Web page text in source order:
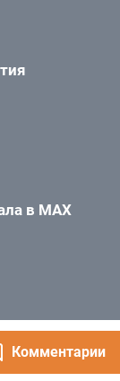
Комментарии